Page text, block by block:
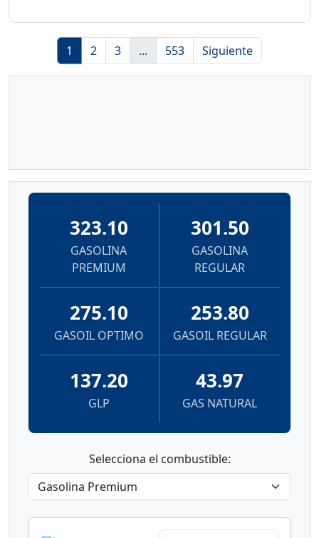
1 2 3 ... 553 Siguiente
323.10
GASOLINA
PREMIUM
301.50
GASOLINA
REGULAR
275.10
GASOIL OPTIMO
253.80
GASOIL REGULAR
137.20
GLP
43.97
GAS NATURAL
Selecciona el combustible: